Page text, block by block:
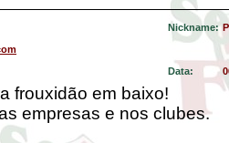
Nickname:
Data:
frouxidão em baixo!
empresas e nos clubes.